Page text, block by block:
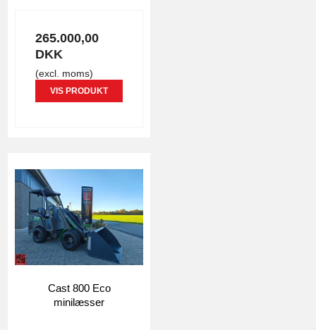
265.000,00
DKK
(excl. moms)
VIS PRODUKT
Cast 800 Eco
minilæsser